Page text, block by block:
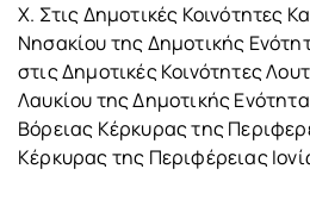
X. Στις Δημοτικές Κοινότητες
Νησακίου της Δημοτικής
στις Δημοτικές Κοινότητες
Λαυκίου της Δημοτικής
Βόρειας Κέρκυρας της
Κέρκυρας της Περιφέρειας